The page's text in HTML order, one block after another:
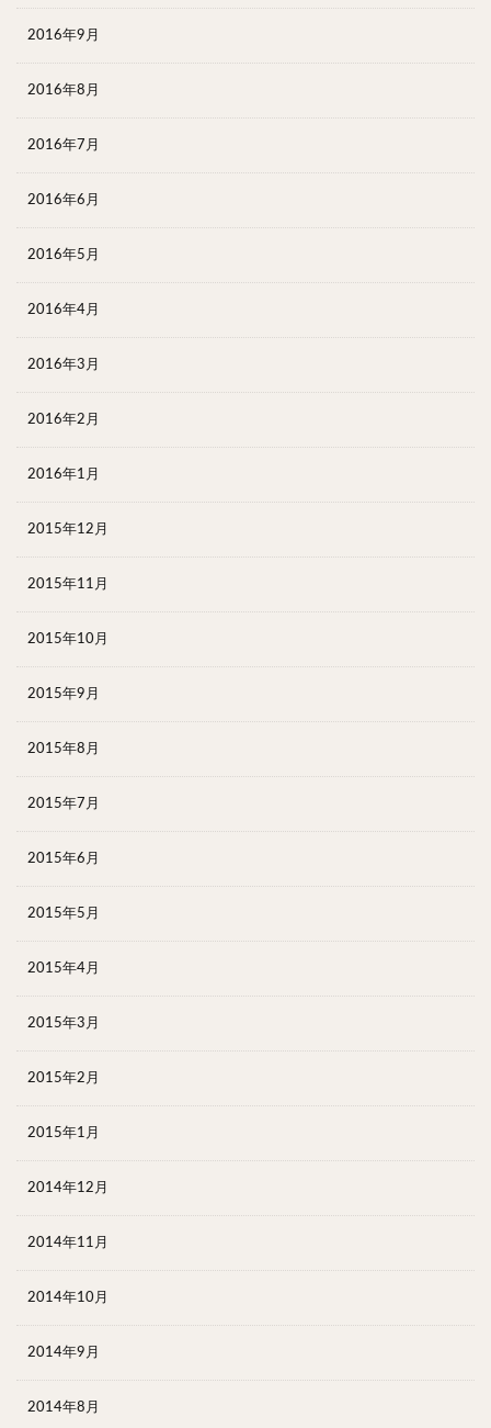
2016年9月
2016年8月
2016年7月
2016年6月
2016年5月
2016年4月
2016年3月
2016年2月
2016年1月
2015年12月
2015年11月
2015年10月
2015年9月
2015年8月
2015年7月
2015年6月
2015年5月
2015年4月
2015年3月
2015年2月
2015年1月
2014年12月
2014年11月
2014年10月
2014年9月
2014年8月